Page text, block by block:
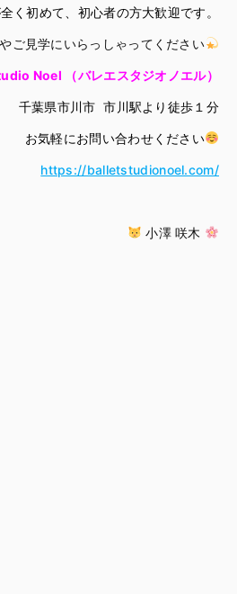
く初めて、初心者の方大歓迎です。
ご見学にいらっしゃってください
Noel （バレエスタジオノエル）
千葉県市川市 市川駅より徒歩１分
お気軽にお問い合わせください
https://balletstudionoel.com/
小澤 咲木